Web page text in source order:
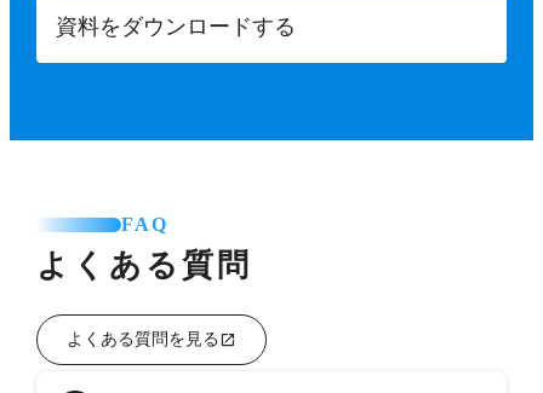
資料をダウンロードする
FAQ
よくある質問
よくある質問を見る